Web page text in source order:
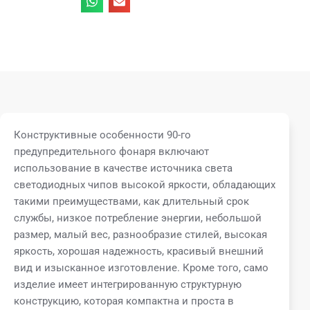
Конструктивные особенности 90-го
предупредительного фонаря включают
использование в качестве источника света
светодиодных чипов высокой яркости, обладающих
такими преимуществами, как длительный срок
службы, низкое потребление энергии, небольшой
размер, малый вес, разнообразие стилей, высокая
яркость, хорошая надежность, красивый внешний
вид и изысканное изготовление. Кроме того, само
изделие имеет интегрированную структурную
конструкцию, которая компактна и проста в